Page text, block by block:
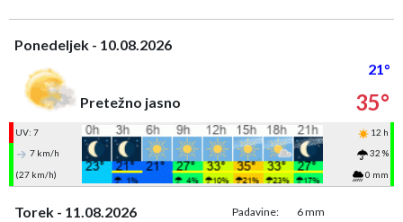
Ponedeljek - 10.08.2026
21°
Pretežno jasno
35°
UV: 7
12 h
7 km/h
32 %
(27 km/h)
0 mm
Torek - 11.08.2026 Padavine: 6 mm